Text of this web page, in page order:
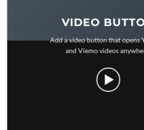
VIDEO
Add a video button that opens
and Viemo videos